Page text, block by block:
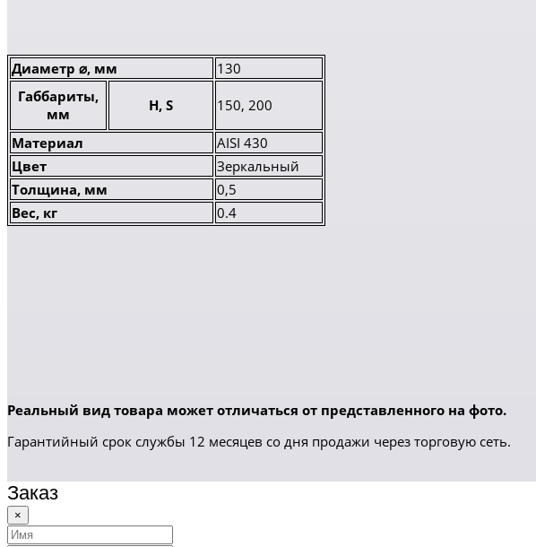
Диаметр ⌀, мм
130
Габбариты,
мм
H, S 150, 200
Материал
AISI 430
Цвет
Зеркальный
Толщина, мм
0,5
Вес, кг
0.4
Реальный вид товара может отличаться от представленного на фото.
Гарантийный срок службы 12 месяцев со дня продажи через торговую сеть.
Заказ
×